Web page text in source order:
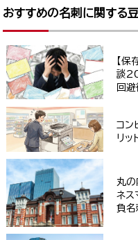
おすすめの名刺に関する
【
談
回
コン
リッ
丸の
ネス
負名